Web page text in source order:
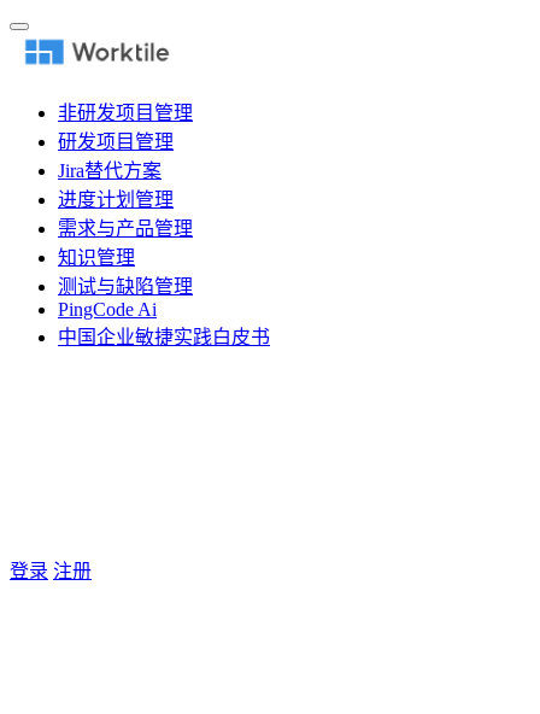
非研发项目管理
研发项目管理
Jira替代方案
进度计划管理
需求与产品管理
知识管理
测试与缺陷管理
PingCode Ai
中国企业敏捷实践白皮书
登录 注册